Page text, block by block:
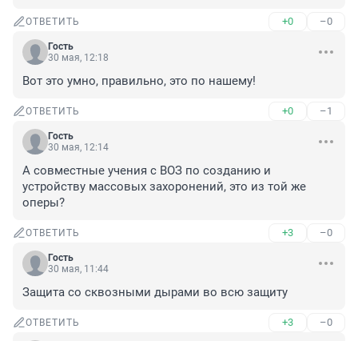
ОТВЕТИТЬ +0 –0
Гость
30 мая, 12:18
Вот это умно, правильно, это по нашему!
ОТВЕТИТЬ +0 –1
Гость
30 мая, 12:14
А совместные учения с ВОЗ по созданию и
устройству массовых захоронений, это из той же
оперы?
ОТВЕТИТЬ +3 –0
Гость
30 мая, 11:44
Защита со сквозными дырами во всю защиту
ОТВЕТИТЬ +3 –0